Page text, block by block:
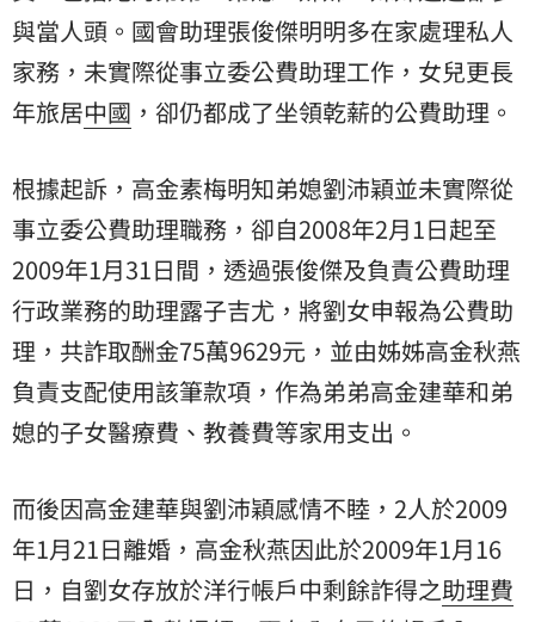
與當人頭。國會助理張俊傑明明多在家處理私人
家務，未實際從事立委公費助理工作，女兒更長
年旅居中國 ，卻仍都成了坐領乾薪的公費助理。
根據起訴，高金素梅明知弟媳劉沛穎並未實際從
事立委公費助理職務，卻自2008年2月1日起至
2009年1月31日間，透過張俊傑及負責公費助理
行政業務的助理露子吉尤，將劉女申報為公費助
理，共詐取酬金75萬9629元，並由姊姊高金秋燕
負責支配使用該筆款項，作為弟弟高金建華和弟
媳的子女醫療費、教養費等家用支出。
而後因高金建華與劉沛穎感情不睦，2人於2009
年1月21日離婚，高金秋燕因此於2009年1月16
日，自劉女存放於洋行帳戶中剩餘詐得之助理費